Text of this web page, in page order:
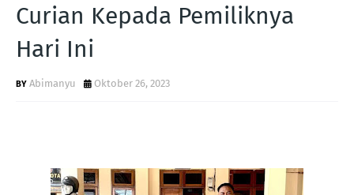
Curian Kepada Pemiliknya
Hari Ini
Abimanyu Oktober 26, 2023